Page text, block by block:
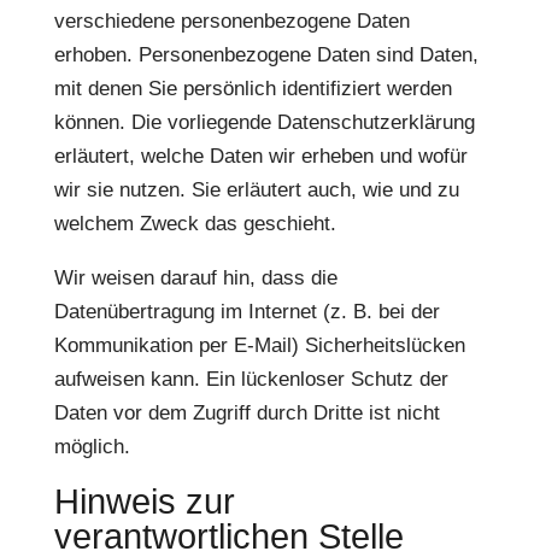
verschiedene personenbezogene Daten
erhoben. Personenbezogene Daten sind Daten,
mit denen Sie persönlich identifiziert werden
können. Die vorliegende Datenschutzerklärung
erläutert, welche Daten wir erheben und wofür
wir sie nutzen. Sie erläutert auch, wie und zu
welchem Zweck das geschieht.
Wir weisen darauf hin, dass die
Datenübertragung im Internet (z. B. bei der
Kommunikation per E-Mail) Sicherheitslücken
aufweisen kann. Ein lückenloser Schutz der
Daten vor dem Zugriff durch Dritte ist nicht
möglich.
Hinweis zur
verantwortlichen Stelle